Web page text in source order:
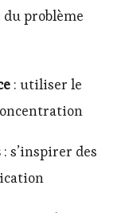
problème
: utiliser le
: s’inspirer des